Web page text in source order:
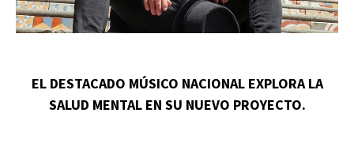
EL DESTACADO MÚSICO NACIONAL EXPLORA LA
SALUD MENTAL EN SU NUEVO PROYECTO.